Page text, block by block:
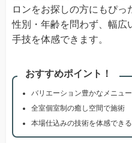
ロンをお探しの方にもぴっ
性別・年齢を問わず、幅広
手技を体感できます。
おすすめポイント！
バリエーション豊かなメニュー
全室個室制の癒し空間で施術
本場仕込みの技術を体感できる